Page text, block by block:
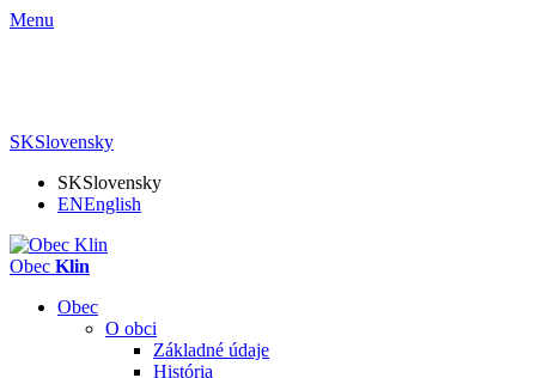
Menu
SKSlovensky
SKSlovensky
ENEnglish
Obec Klin
Obec
O obci
Základné údaje
História